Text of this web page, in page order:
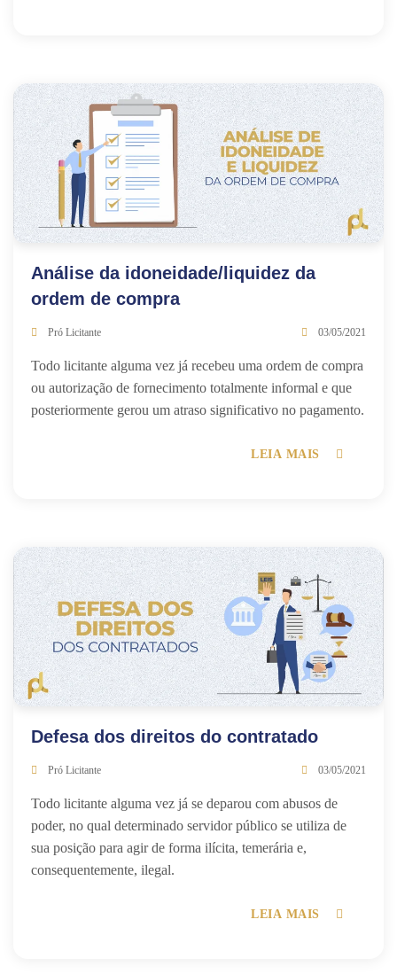
Análise da idoneidade/liquidez da
ordem de compra
Pró Licitante 03/05/2021
Todo licitante alguma vez já recebeu uma ordem de compra
ou autorização de fornecimento totalmente informal e que
posteriormente gerou um atraso significativo no pagamento.
LEIA MAIS
Defesa dos direitos do contratado
Pró Licitante 03/05/2021
Todo licitante alguma vez já se deparou com abusos de
poder, no qual determinado servidor público se utiliza de
sua posição para agir de forma ilícita, temerária e,
consequentemente, ilegal.
LEIA MAIS